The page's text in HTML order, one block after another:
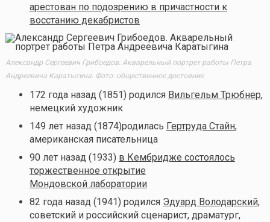
арестован по подозрению в причастности к
восстанию декабристов
Александр Сергеевич Грибоедов. Акварельный портрет работы Петра
Андреевича Каратыгина. Фото: общественное достояние
172 года назад (1851) родился Вильгельм Трюбнер,
немецкий художник
149 лет назад (1874)родилась Гертруда Стайн,
американская писательница
90 лет назад (1933) в Кембридже состоялось
торжественное открытие
Мондовской лаборатории
82 года назад (1941) родился Эдуард Володарский,
советский и российский сценарист, драматург,